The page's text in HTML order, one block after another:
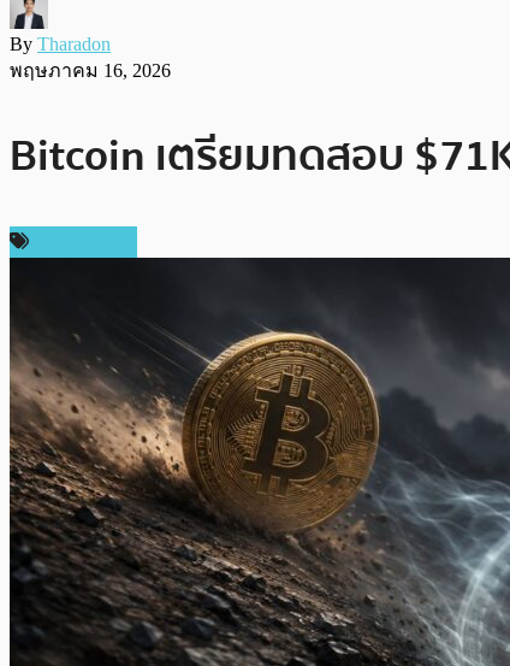
By Tharadon
พฤษภาคม 16, 2026
Bitcoin เตรียมทดสอบ